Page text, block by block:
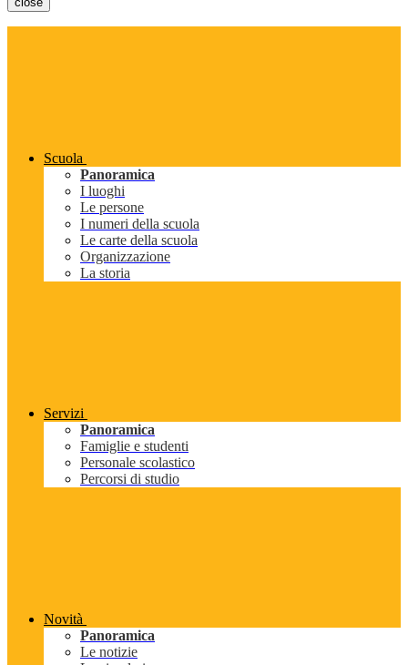
Scuola
Panoramica
I luoghi
Le persone
I numeri della scuola
Le carte della scuola
Organizzazione
La storia
Servizi
Panoramica
Famiglie e studenti
Personale scolastico
Percorsi di studio
Novità
Panoramica
Le notizie